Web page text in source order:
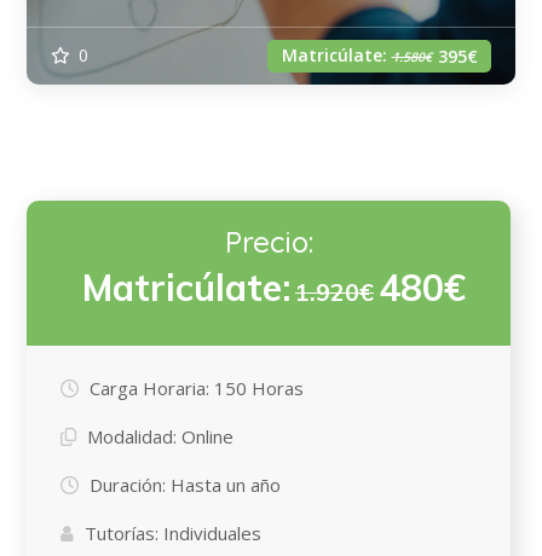
0 Matricúlate:1.580€ 395€
Precio:
Matricúlate:1.920€ 480€
Carga Horaria: 150 Horas
Modalidad: Online
Duración: Hasta un año
Tutorías: Individuales